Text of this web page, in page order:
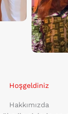
Hoşgeldiniz
Hakkımızda